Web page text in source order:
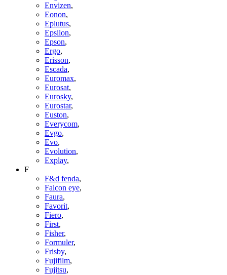
Envizen,
Eonon,
Eplutus,
Epsilon,
Epson,
Ergo,
Erisson,
Escada,
Euromax,
Eurosat,
Eurosky,
Eurostar,
Euston,
Everycom,
Evgo,
Evo,
Evolution,
Explay,
F
F&d fenda,
Falcon eye,
Faura,
Favorit,
Fiero,
First,
Fisher,
Formuler,
Frisby,
Fujifilm,
Fujitsu,